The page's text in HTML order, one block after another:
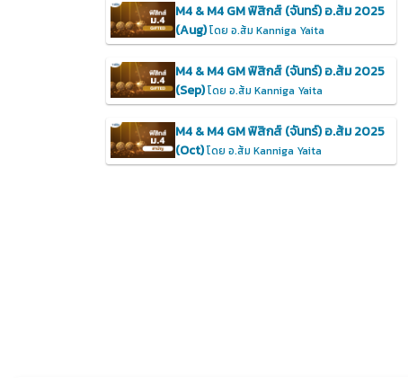
M4 & M4 GM ฟิสิกส์ (จันทร์) อ.ส้ม 2025
(Aug)โดย อ.ส้ม Kanniga Yaita
M4 & M4 GM ฟิสิกส์ (จันทร์) อ.ส้ม 2025
(Sep)โดย อ.ส้ม Kanniga Yaita
M4 & M4 GM ฟิสิกส์ (จันทร์) อ.ส้ม 2025
(Oct)โดย อ.ส้ม Kanniga Yaita